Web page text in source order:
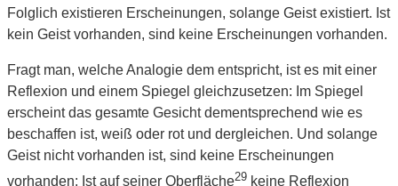
Folglich existieren Erscheinungen, solange Geist existiert. Ist
kein Geist vorhanden, sind keine Erscheinungen vorhanden.
Fragt man, welche Analogie dem entspricht, ist es mit einer
Reflexion und einem Spiegel gleichzusetzen: Im Spiegel
erscheint das gesamte Gesicht dementsprechend wie es
beschaffen ist, weiß oder rot und dergleichen. Und solange
Geist nicht vorhanden ist, sind keine Erscheinungen
vorhanden: Ist auf seiner Oberfläche29 keine Reflexion